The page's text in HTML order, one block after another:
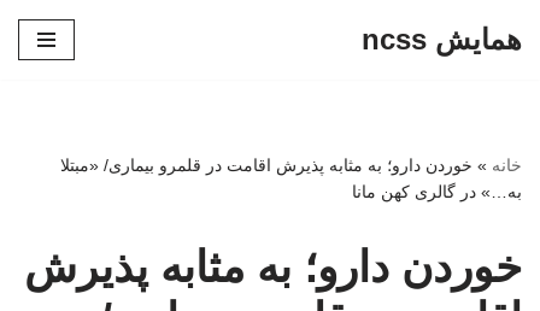
همایش ncss
خانه » خوردن دارو؛ به مثابه پذیرش اقامت در قلمرو بیماری/ «مبتلا
به…» در گالری کهن مانا
خوردن دارو؛ به مثابه پذیرش